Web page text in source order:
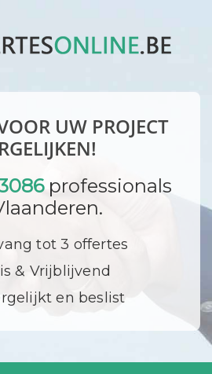
UW PROJECT
professionals
tot 3 offertes
& Vrijblijvend
en beslist